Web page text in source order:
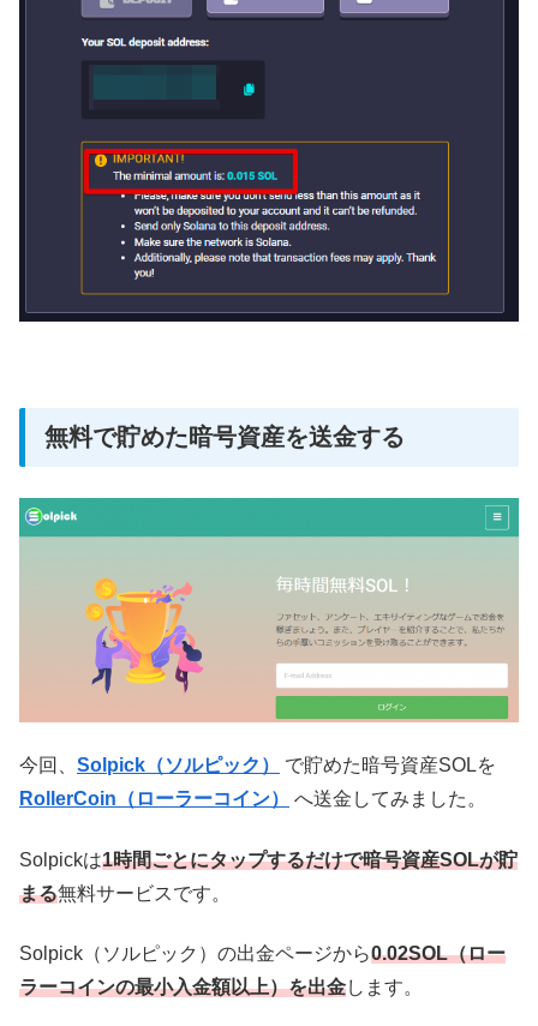
無料で貯めた暗号資産を送金する
今回、 Solpick（ソルピック）
で貯めた暗号資産SOLを
RollerCoin（ローラーコイン）
へ送金してみました。
Solpickは1時間ごとにタップするだけで暗号資産SOLが貯
まる無料サービスです。
Solpick（ソルピック）の出金ページから0.02SOL（ロー
ラーコインの最小入金額以上）を出金します。